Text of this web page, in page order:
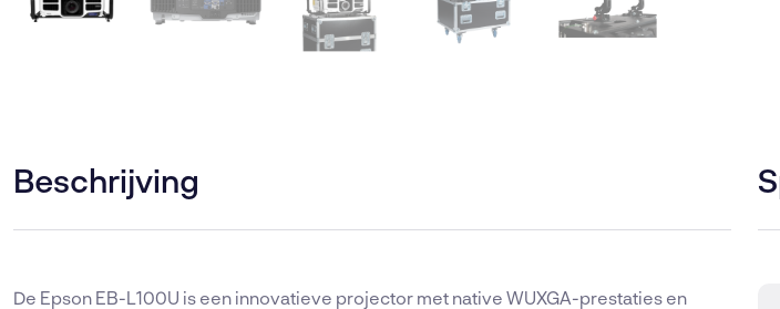
Beschrijving
De Epson EB-L100U is een innovatieve projector met native WUXGA-prestaties en